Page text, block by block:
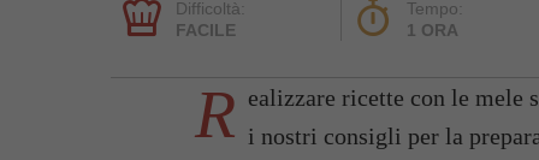
Difficoltà:
FACILE
Tempo:
1 ORA
R ealizzare ricette con le mele
i nostri consigli per la